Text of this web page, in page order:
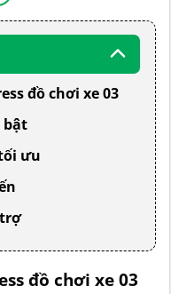
đồ chơi xe 03
bật
ưu
đồ chơi xe 03